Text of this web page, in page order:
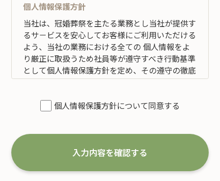
個人情報保護方針
当社は、冠婚葬祭を主たる業務とし当社が提供す
るサ－ビスを安心してお客様にご利用いただける
よう、当社の業務における全ての 個人情報をよ
り厳正に取扱うため社員等が遵守すべき行動基準
として個人情報保護方針を定め、その遵守の徹底
を図ります。 全従業員すべてがこの方針に従い、
くことを宣言いたします。
1.事業の内容及び規模を考慮した適切な個人情報
の取得、利用及び提供
を特定するとともに、法で定める場合を除き、そ
個人情報保護方針について同意する
入力内容を確認する